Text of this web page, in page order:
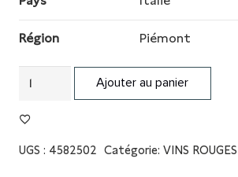
Région Piémont
quantité
BARBERA
Ajouter au panier
UGS : 4582502 Catégorie: VINS ROUGES